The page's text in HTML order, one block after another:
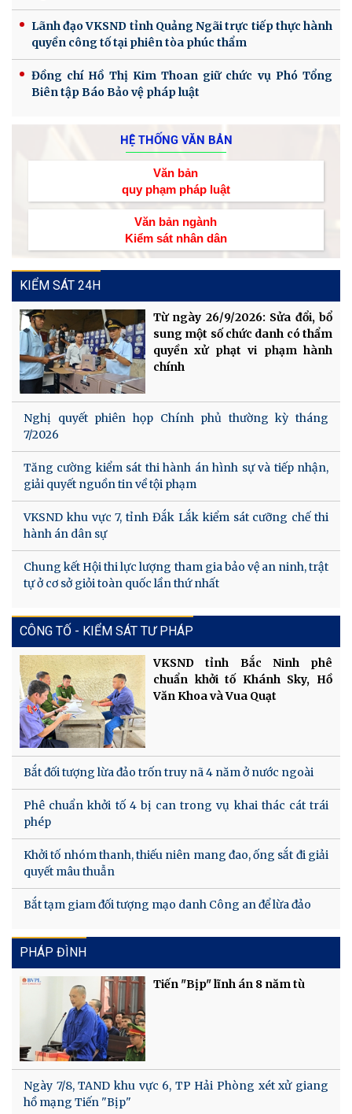
Lãnh đạo VKSND tỉnh Quảng Ngãi trực tiếp thực hành
quyền công tố tại phiên tòa phúc thẩm
Đồng chí Hồ Thị Kim Thoan giữ chức vụ Phó Tổng
Biên tập Báo Bảo vệ pháp luật
HỆ THỐNG VĂN BẢN
Văn bản
quy phạm pháp luật
Văn bản ngành
Kiểm sát nhân dân
KIỂM SÁT 24H
Từ ngày 26/9/2026: Sửa đổi, bổ
sung một số chức danh có thẩm
quyền xử phạt vi phạm hành
chính
Nghị quyết phiên họp Chính phủ thường kỳ tháng
7/2026
Tăng cường kiểm sát thi hành án hình sự và tiếp nhận,
giải quyết nguồn tin về tội phạm
VKSND khu vực 7, tỉnh Đắk Lắk kiểm sát cưỡng chế thi
hành án dân sự
Chung kết Hội thi lực lượng tham gia bảo vệ an ninh, trật
tự ở cơ sở giỏi toàn quốc lần thứ nhất
CÔNG TỐ - KIỂM SÁT TƯ PHÁP
VKSND tỉnh Bắc Ninh phê
chuẩn khởi tố Khánh Sky, Hồ
Văn Khoa và Vua Quạt
Bắt đối tượng lừa đảo trốn truy nã 4 năm ở nước ngoài
Phê chuẩn khởi tố 4 bị can trong vụ khai thác cát trái
phép
Khởi tố nhóm thanh, thiếu niên mang đao, ống sắt đi giải
quyết mâu thuẫn
Bắt tạm giam đối tượng mạo danh Công an để lừa đảo
PHÁP ĐÌNH
Tiến "Bịp" lĩnh án 8 năm tù
Ngày 7/8, TAND khu vực 6, TP Hải Phòng xét xử giang
hồ mạng Tiến "Bịp"